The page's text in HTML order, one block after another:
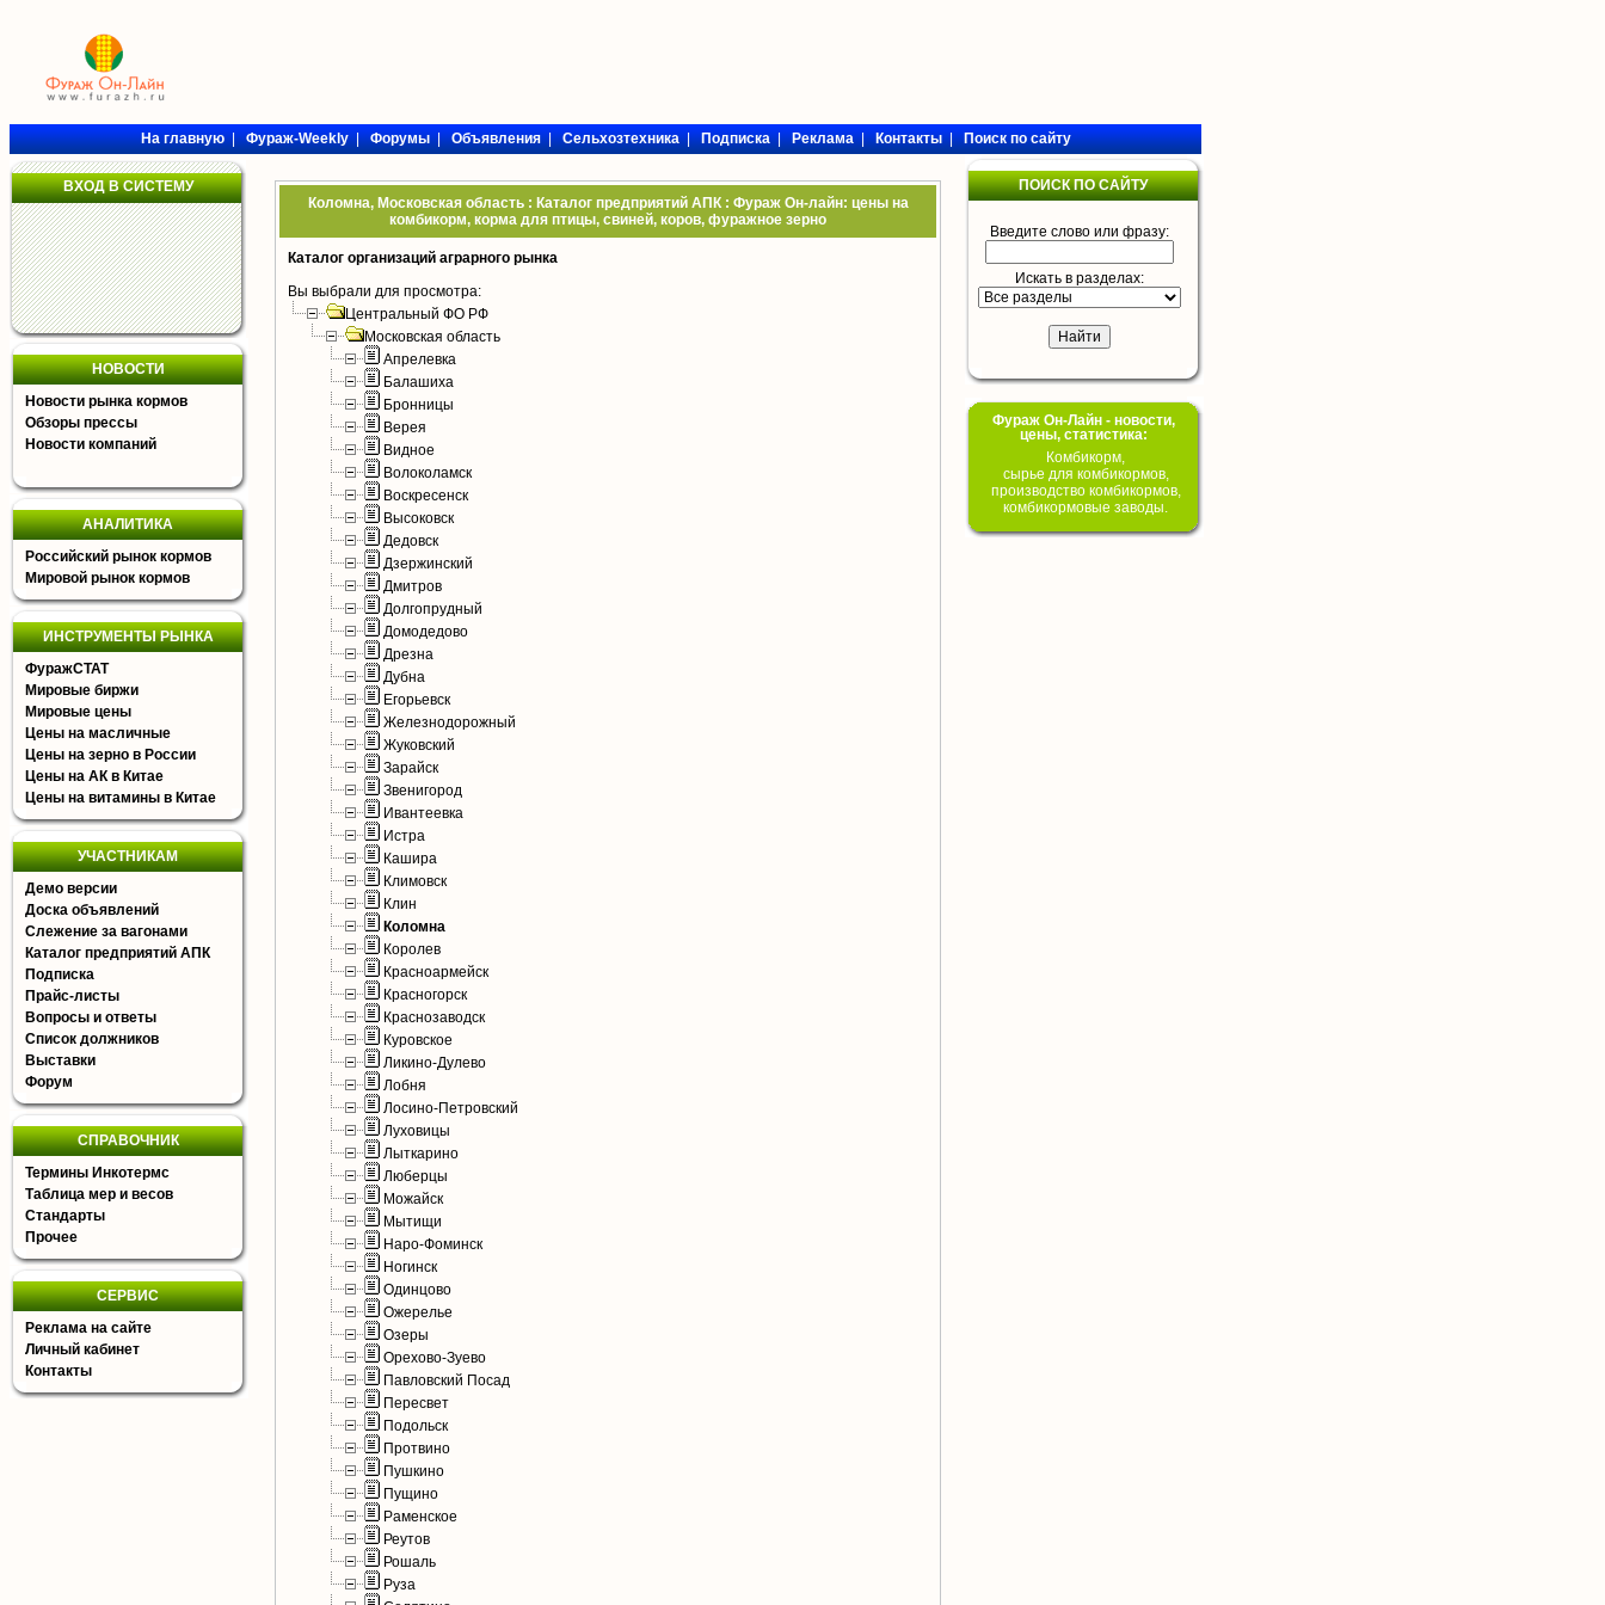
На главную|Фураж-Weekly|Форумы|Объявления|Сельхозтехника|Подписка|Реклама|Контакты|Поиск по сайту
ВХОД В СИСТЕМУ
НОВОСТИ
Новости рынка кормов
Обзоры прессы
Новости компаний
АНАЛИТИКА
Российский рынок кормов
Мировой рынок кормов
ИНСТРУМЕНТЫ РЫНКА
ФуражСТАТ
Мировые биржи
Мировые цены
Цены на масличные
Цены на зерно в России
Цены на АК в Китае
Цены на витамины в Китае
УЧАСТНИКАМ
Демо версии
Доска объявлений
Слежение за вагонами
Каталог предприятий АПК
Подписка
Прайс-листы
Вопросы и ответы
Список должников
Выставки
Форум
СПРАВОЧНИК
Термины Инкотермс
Таблица мер и весов
Стандарты
Прочее
СЕРВИС
Реклама на сайте
Личный кабинет
Контакты
Коломна, Московская область : Каталог предприятий АПК : Фураж Он-лайн: цены на
комбикорм, корма для птицы, свиней, коров, фуражное зерно
Каталог организаций аграрного рынка
Вы выбрали для просмотра:
Центральный ФО РФ
Московская область
Апрелевка
Балашиха
Бронницы
Верея
Видное
Волоколамск
Воскресенск
Высоковск
Дедовск
Дзержинский
Дмитров
Долгопрудный
Домодедово
Дрезна
Дубна
Егорьевск
Железнодорожный
Жуковский
Зарайск
Звенигород
Ивантеевка
Истра
Кашира
Климовск
Клин
Коломна
Королев
Красноармейск
Красногорск
Краснозаводск
Куровское
Ликино-Дулево
Лобня
Лосино-Петровский
Луховицы
Лыткарино
Люберцы
Можайск
Мытищи
Наро-Фоминск
Ногинск
Одинцово
Ожерелье
Озеры
Орехово-Зуево
Павловский Посад
Пересвет
Подольск
Протвино
Пушкино
Пущино
Раменское
Реутов
Рошаль
Руза
ПОИСК ПО САЙТУ
Введите слово или фразу:
Искать в разделах:
Фураж Он-Лайн - новости,
цены, статистика:
Комбикорм,
сырье для комбикормов,
производство комбикормов,
комбикормовые заводы.